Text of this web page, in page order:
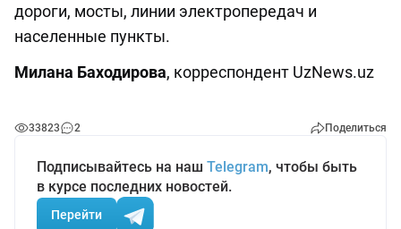
дороги, мосты, линии электропередач и
населенные пункты.
Милана Баходирова, корреспондент UzNews.uz
33823 2 Поделиться
Подписывайтесь на наш Telegram, чтобы быть
в курсе последних новостей.
Перейти